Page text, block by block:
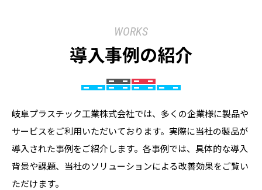
WORKS
導入事例の紹介
岐阜プラスチック工業株式会社では、多くの企業様に製品や
サービスをご利用いただいております。実際に当社の製品が
導入された事例をご紹介します。各事例では、具体的な導入
背景や課題、当社のソリューションによる改善効果をご覧い
ただけます。